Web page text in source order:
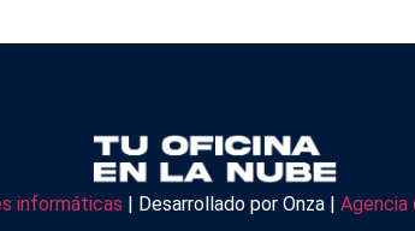
informáticas | Desarrollado por Onza | Agencia